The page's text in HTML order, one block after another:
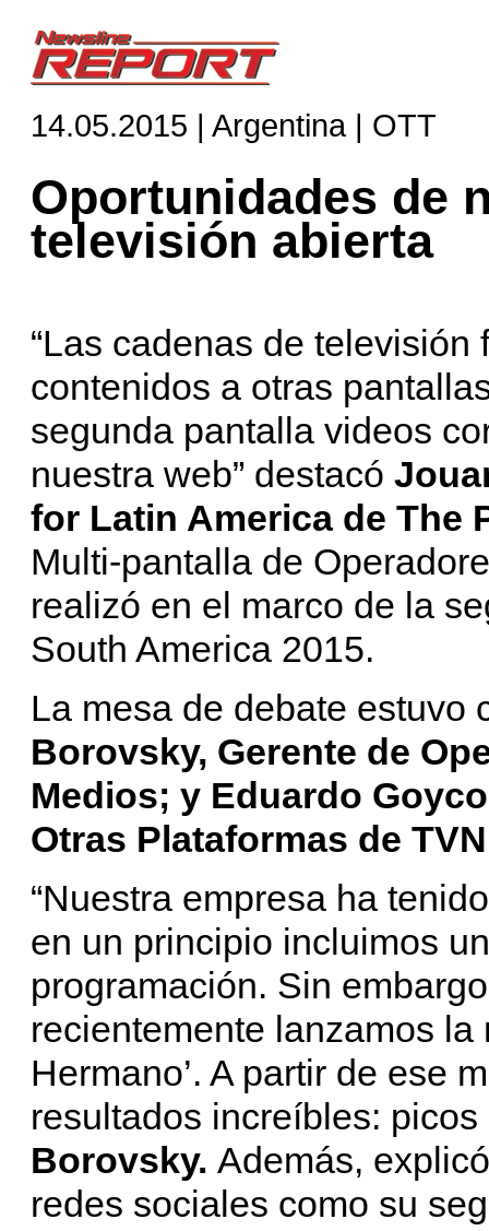
14.05.2015 | Argentina | OTT
Oportunidades de
televisión abierta
“Las cadenas de
contenidos a otras
segunda pantalla videos
nuestra web” destacó
for Latin America de The
Multi-pantalla de
realizó en el marco de la
South America 2015.
La mesa de debate
Borovsky, Gerente de
Medios; y Eduardo
Otras Plataformas de
“Nuestra empresa ha
en un principio incluimos
programación. Sin
recientemente lanzamos la
Hermano’. A partir de ese
resultados increíbles:
Borovsky. Además,
redes sociales como su